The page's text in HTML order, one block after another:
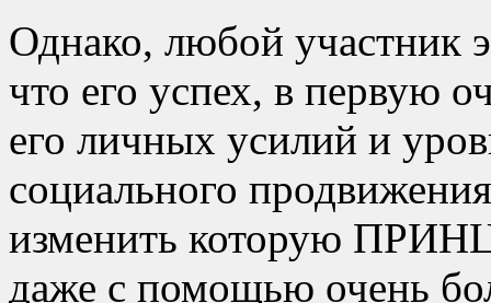
Однако, любой участник
что его успех, в первую
его личных усилий и
социального
изменить которую
даже с помощью очень